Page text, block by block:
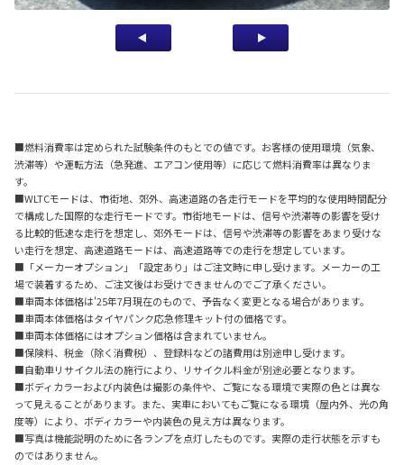
■燃料消費率は定められた試験条件のもとでの値です。お客様の使用環境（気象、
渋滞等）や運転方法（急発進、エアコン使用等）に応じて燃料消費率は異なりま
す。
■WLTCモードは、市街地、郊外、高速道路の各走行モードを平均的な使用時間配分
で構成した国際的な走行モードです。市街地モードは、信号や渋滞等の影響を受け
る比較的低速な走行を想定し、郊外モードは、信号や渋滞等の影響をあまり受けな
い走行を想定、高速道路モードは、高速道路等での走行を想定しています。
■「メーカーオプション」「設定あり」はご注文時に申し受けます。メーカーの工
場で装着するため、ご注文後はお受けできませんのでご了承ください。
■車両本体価格は'25年7月現在のもので、予告なく変更となる場合があります。
■車両本体価格はタイヤパンク応急修理キット付の価格です。
■車両本体価格にはオプション価格は含まれていません。
■保険料、税金（除く消費税）、登録料などの諸費用は別途申し受けます。
■自動車リサイクル法の施行により、リサイクル料金が別途必要となります。
■ボディカラーおよび内装色は撮影の条件や、ご覧になる環境で実際の色とは異な
って見えることがあります。また、実車においてもご覧になる環境（屋内外、光の角
度等）により、ボディカラーや内装色の見え方は異なります。
■写真は機能説明のために各ランプを点灯したものです。実際の走行状態を示すも
のではありません。